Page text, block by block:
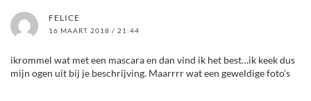
FELICE
16 MAART 2018 / 21:44
ikrommel wat met een mascara en dan vind ik het best…ik keek dus
mijn ogen uit bij je beschrijving. Maarrrr wat een geweldige foto’s